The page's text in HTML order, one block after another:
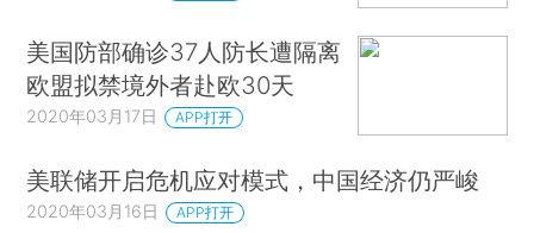
美国防部确诊37人防长遭隔离
欧盟拟禁境外者赴欧30天
2020年03月17日 APP打开
美联储开启危机应对模式，中国经济仍严峻
2020年03月16日 APP打开